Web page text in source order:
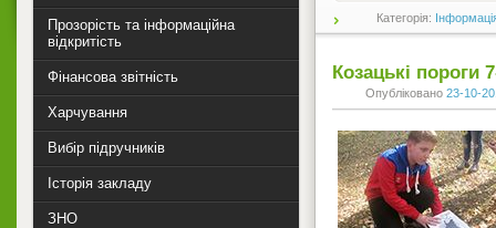
Категорія:
Козацькі пороги
Опубліковано 23-10-
Прозорість та інформаційна
відкритість
Фінансова звітність
Харчування
Вибір підручників
Історія закладу
ЗНО